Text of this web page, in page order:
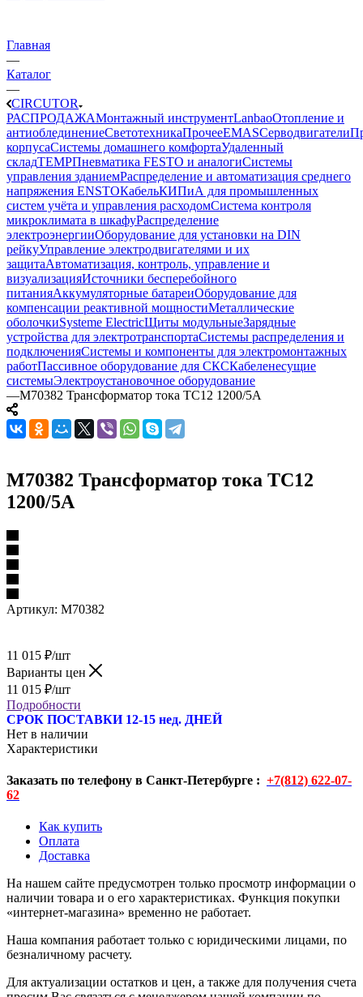
Главная
—
Каталог
—
CIRCUTOR
РАСПРОДАЖАМонтажный инструментLanbaoОтопление и
антиоблединениеСветотехникаПрочееEMASCерводвигатели
корпусаСистемы домашнего комфортаУдаленный
складTEMPПневматика FESTO и аналогиСистемы
управления зданиемРаспределение и автоматизация среднего
напряжения ENSTOКабельКИПиА для промышленных
систем учёта и управления расходомСистема контроля
микроклимата в шкафуРаспределение
электроэнергииОборудование для установки на DIN
рейкуУправление электродвигателями и их
защитаАвтоматизация, контроль, управление и
визуализацияИсточники бесперебойного
питанияАккумуляторные батареиОборудование для
компенсации реактивной мощностиМеталлические
оболочкиSysteme ElectricЩиты модульныеЗарядные
устройства для электротранспортаСистемы распределения и
подключенияСистемы и компоненты для электромонтажных
работПассивное оборудование для СКСКабеленесущие
системыЭлектроустановочное оборудование
—M70382 Трансформатор тока TC12 1200/5A
M70382 Трансформатор тока TC12
1200/5A
Артикул: M70382
11 015 ₽/шт
Варианты цен
11 015 ₽/шт
Подробности
СРОК ПОСТАВКИ 12-15 нед. ДНЕЙ
Нет в наличии
Характеристики
Заказать по телефону в Санкт-Петербурге : +7(812) 622-07-
62
Как купить
Оплата
Доставка
На нашем сайте предусмотрен только просмотр информации о
наличии товара и о его характеристиках. Функция покупки
«интернет-магазина» временно не работает.
Наша компания работает только с юридическими лицами, по
безналичному расчету.
Для актуализации остатков и цен, а также для получения счета